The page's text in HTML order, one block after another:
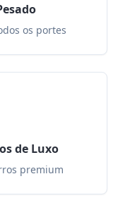
os portes
de Luxo
premium